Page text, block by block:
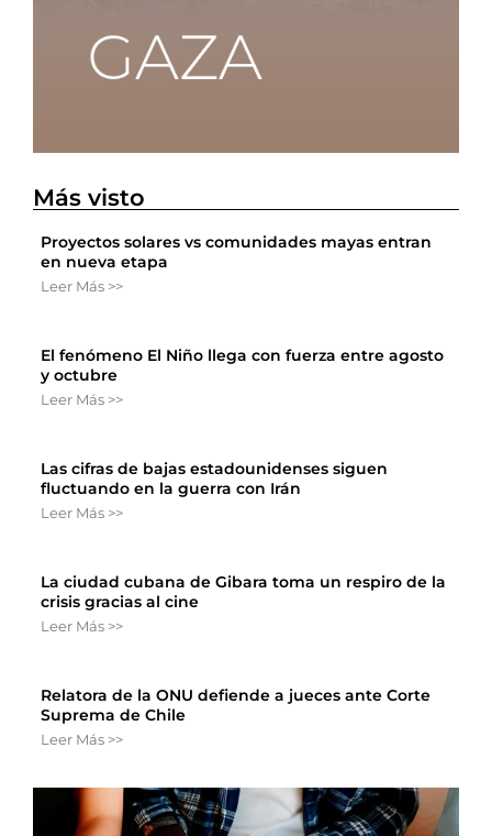
Más visto
Proyectos solares vs comunidades mayas entran
en nueva etapa
Leer Más >>
El fenómeno El Niño llega con fuerza entre agosto
y octubre
Leer Más >>
Las cifras de bajas estadounidenses siguen
fluctuando en la guerra con Irán
Leer Más >>
La ciudad cubana de Gibara toma un respiro de la
crisis gracias al cine
Leer Más >>
Relatora de la ONU defiende a jueces ante Corte
Suprema de Chile
Leer Más >>